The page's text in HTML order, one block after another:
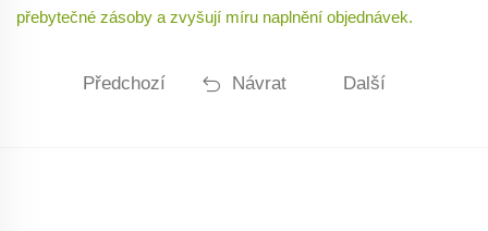
přebytečné zásoby a zvyšují míru naplnění objednávek.
Předchozí Návrat Další